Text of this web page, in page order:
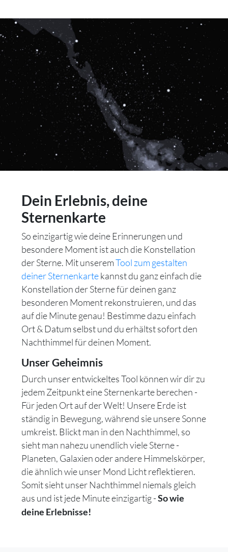
Dein Erlebnis, deine
Sternenkarte
So einzigartig wie deine Erinnerungen und
besondere Moment ist auch die Konstellation
der Sterne. Mit unseremTool zum gestalten
deiner Sternenkartekannst du ganz einfach die
Konstellation der Sterne für deinen ganz
besonderen Moment rekonstruieren, und das
auf die Minute genau! Bestimme dazu einfach
Ort & Datum selbst und du erhältst sofort den
Nachthimmel für deinen Moment.
Unser Geheimnis
Durch unser entwickeltes Tool können wir dir zu
jedem Zeitpunkt eine Sternenkarte berechen -
Für jeden Ort auf der Welt! Unsere Erde ist
ständig in Bewegung, während sie unsere Sonne
umkreist. Blickt man in den Nachthimmel, so
sieht man nahezu unendlich viele Sterne -
Planeten, Galaxien oder andere Himmelskörper,
die ähnlich wie unser Mond Licht reflektieren.
Somit sieht unser Nachthimmel niemals gleich
aus und ist jede Minute einzigartig -So wie
deine Erlebnisse!